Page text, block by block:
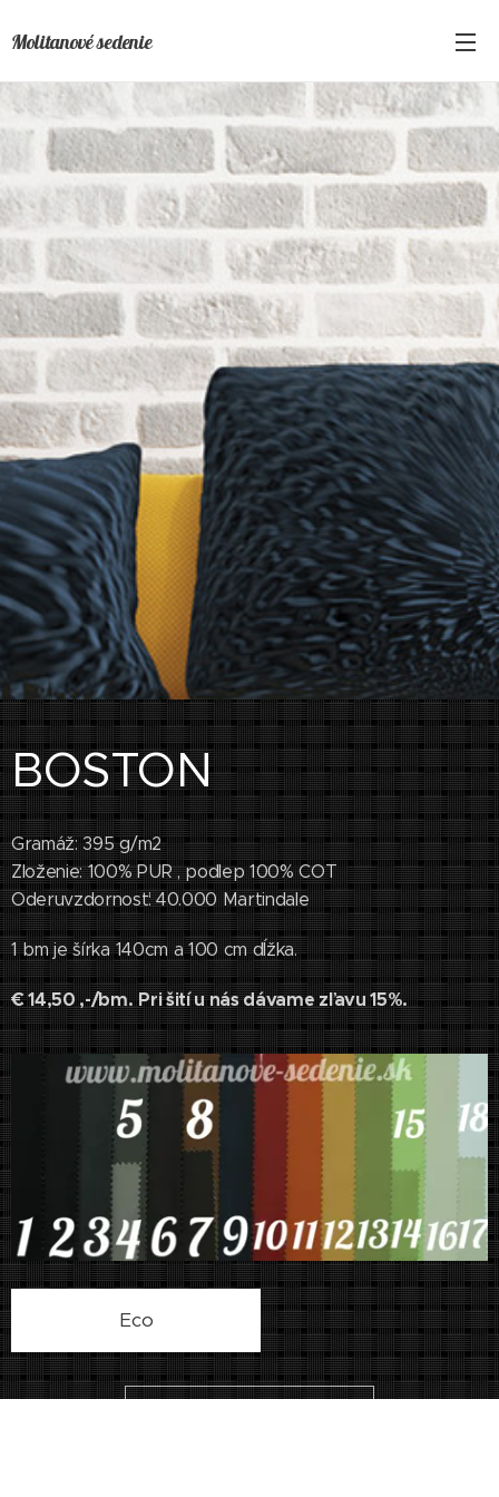
Molitanové sedenie
BOSTON
Gramáž: 395 g/m2
Zloženie: 100% PUR , podlep 100% COT
Oderuvzdornosť: 40.000 Martindale
1 bm je šírka 140cm a 100 cm dĺžka.
€ 14,50 ,-/bm. Pri šití u nás dávame zľavu 15%.
Eco